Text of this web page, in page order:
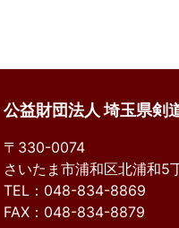
公益財団法人 埼玉県剣
〒330-0074
さいたま市浦和区北浦和5
TEL：048-834-8869
FAX：048-834-8879